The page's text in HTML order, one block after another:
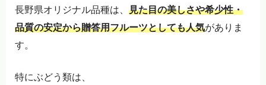
長野県オリジナル品種は、 見た目の美しさや希少性・
品質の安定から贈答用フルーツとしても人気がありま
す。
特にぶどう類は、